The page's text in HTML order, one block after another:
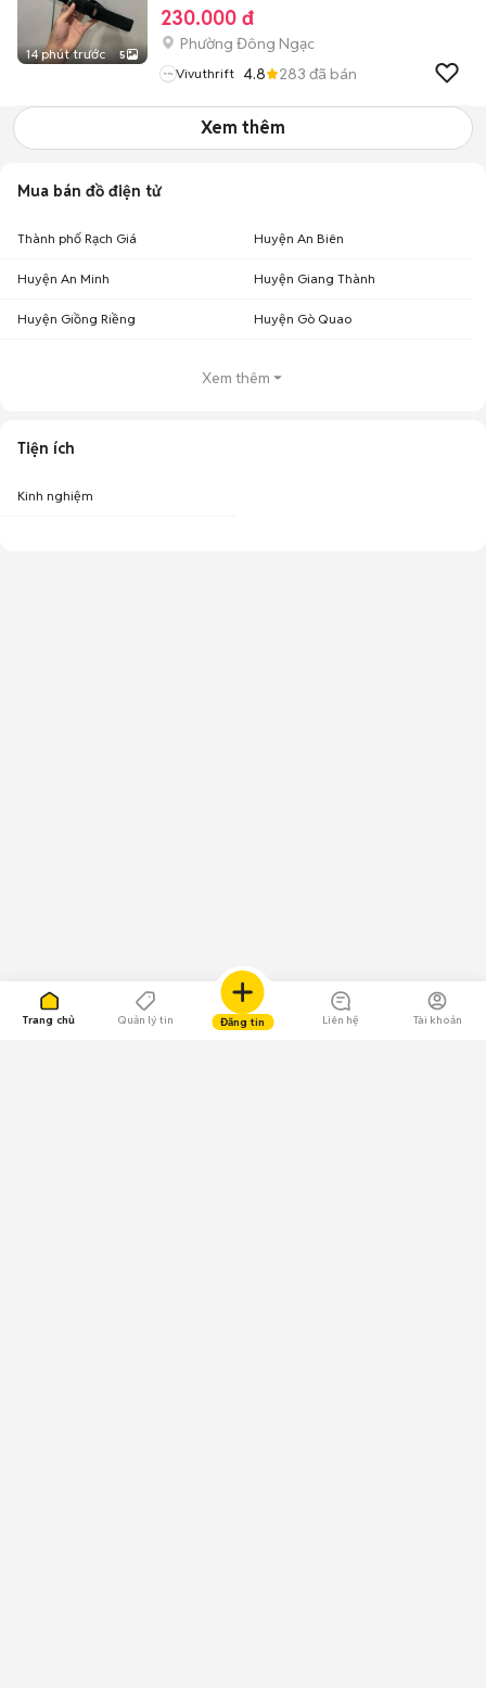
Trang chủ Quản lý tin Đăng tin Liên hệ Tài khoản
14 phút trước 5
230.000 đ
Phường Đông Ngạc
Vivuthrift 4.8 283 đã bán
Xem thêm
Mua bán đồ điện tử
Thành phố Rạch Giá Huyện An Biên
Huyện An Minh Huyện Giang Thành
Huyện Giồng Riềng Huyện Gò Quao
Xem thêm
Tiện ích
Kinh nghiệm